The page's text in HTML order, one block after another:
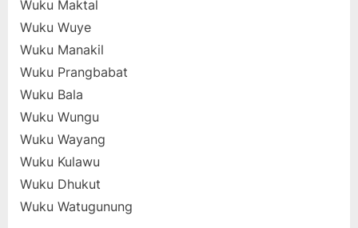
Wuku Maktal
Wuku Wuye
Wuku Manakil
Wuku Prangbabat
Wuku Bala
Wuku Wungu
Wuku Wayang
Wuku Kulawu
Wuku Dhukut
Wuku Watugunung